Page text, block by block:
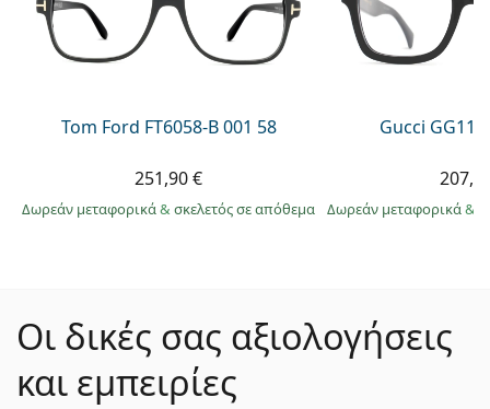
Tom Ford FT6058-B 001 58
251,90 €
Δωρεάν μεταφορικά& σκελετός σε απόθεμα
Gucci
Δωρεάν μεταφορικά&
Οι δικές σας αξιολογήσεις
και εμπειρίες